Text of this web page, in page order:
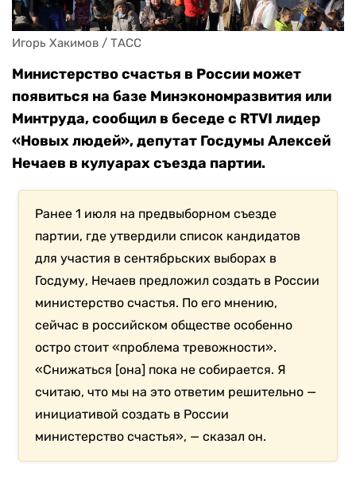
Игорь Хакимов / ТАСС
Министерство счастья в России может
появиться на базе Минэкономразвития или
Минтруда, сообщил в беседе с RTVI лидер
«Новых людей», депутат Госдумы Алексей
Нечаев в кулуарах съезда партии.
Ранее 1 июля на предвыборном съезде
партии, где утвердили список кандидатов
для участия в сентябрьских выборах в
Госдуму, Нечаев предложил создать в России
министерство счастья. По его мнению,
сейчас в российском обществе особенно
остро стоит «проблема тревожности».
«Снижаться [она] пока не собирается. Я
считаю, что мы на это ответим решительно —
инициативой создать в России
министерство счастья», — сказал он.